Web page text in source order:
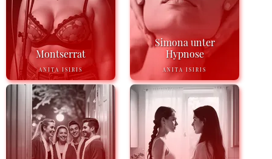
Montserrat
ANITA ISIRIS
Simona unter
Hypnose
ANITA ISIRIS